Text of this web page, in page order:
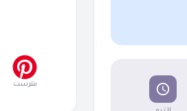
بنترست